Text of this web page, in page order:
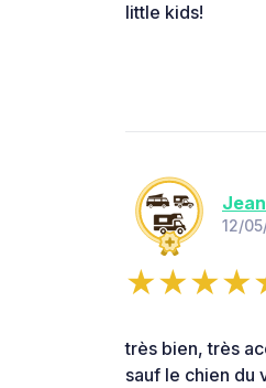
little kids!
12/
très bien, très
sauf le chien du